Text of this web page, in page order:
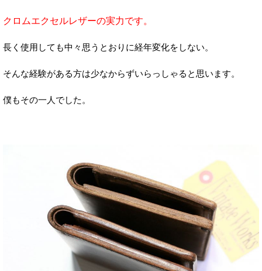
クロムエクセルレザーの実力です。
長く使用しても中々思うとおりに経年変化をしない。
そんな経験がある方は少なからずいらっしゃると思います。
僕もその一人でした。